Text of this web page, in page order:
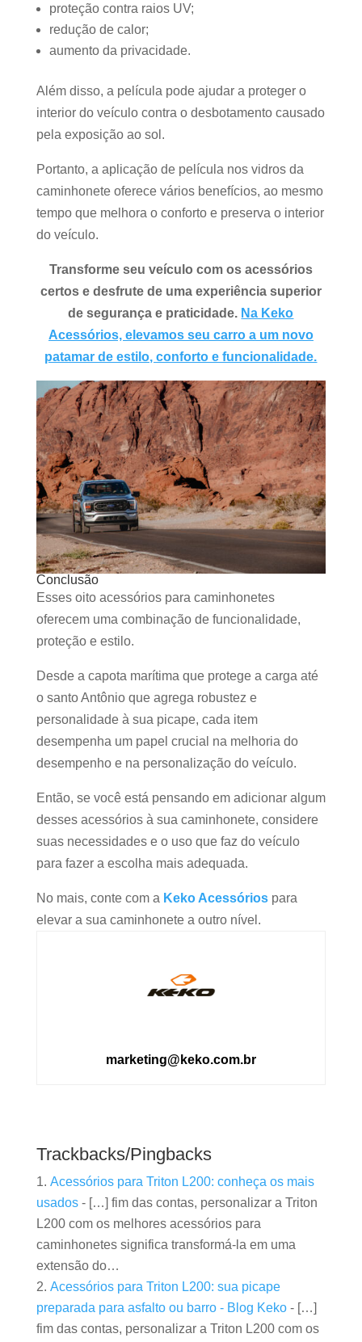
proteção contra raios UV;
redução de calor;
aumento da privacidade.
Além disso, a película pode ajudar a proteger o
interior do veículo contra o desbotamento causado
pela exposição ao sol.
Portanto, a aplicação de película nos vidros da
caminhonete oferece vários benefícios, ao mesmo
tempo que melhora o conforto e preserva o interior
do veículo.
Transforme seu veículo com os acessórios
certos e desfrute de uma experiência superior
de segurança e praticidade. Na Keko
Acessórios, elevamos seu carro a um novo
patamar de estilo, conforto e funcionalidade.
Conclusão
Esses oito acessórios para caminhonetes
oferecem uma combinação de funcionalidade,
proteção e estilo.
Desde a capota marítima que protege a carga até
o santo Antônio que agrega robustez e
personalidade à sua picape, cada item
desempenha um papel crucial na melhoria do
desempenho e na personalização do veículo.
Então, se você está pensando em adicionar algum
desses acessórios à sua caminhonete, considere
suas necessidades e o uso que faz do veículo
para fazer a escolha mais adequada.
No mais, conte com a Keko Acessóriospara
elevar a sua caminhonete a outro nível.
marketing@keko.com.br
Trackbacks/Pingbacks
Acessórios para Triton L200: conheça os mais
usados- […] fim das contas, personalizar a Triton
L200 com os melhores acessórios para
caminhonetes significa transformá-la em uma
extensão do…
Acessórios para Triton L200: sua picape
preparada para asfalto ou barro - Blog Keko- […]
fim das contas, personalizar a Triton L200 com os